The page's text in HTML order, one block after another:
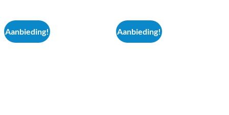
Aanbieding! Aanbieding!